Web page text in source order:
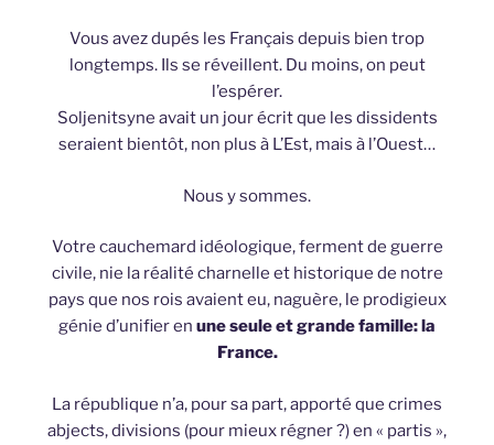
Vous avez dupés les Français depuis bien trop
longtemps. Ils se réveillent. Du moins, on peut
l’espérer.
Soljenitsyne avait un jour écrit que les dissidents
seraient bientôt, non plus à L’Est, mais à l’Ouest…
Nous y sommes.
Votre cauchemard idéologique, ferment de guerre
civile, nie la réalité charnelle et historique de notre
pays que nos rois avaient eu, naguère, le prodigieux
génie d’unifier en une seule et grande famille: la
France.
La république n’a, pour sa part, apporté que crimes
abjects, divisions (pour mieux régner ?) en « partis »,